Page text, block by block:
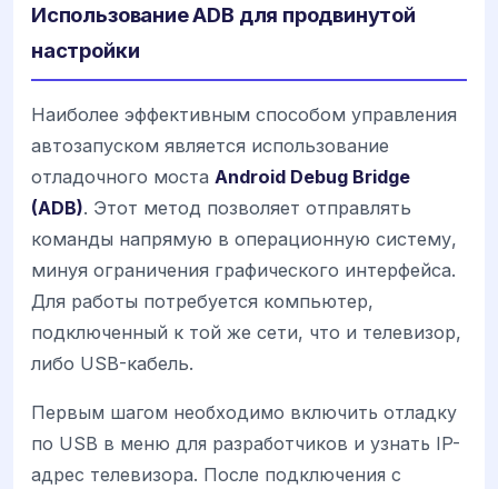
Использование ADB для продвинутой
настройки
Наиболее эффективным способом управления
автозапуском является использование
отладочного моста Android Debug Bridge
(ADB). Этот метод позволяет отправлять
команды напрямую в операционную систему,
минуя ограничения графического интерфейса.
Для работы потребуется компьютер,
подключенный к той же сети, что и телевизор,
либо USB-кабель.
Первым шагом необходимо включить отладку
по USB в меню для разработчиков и узнать IP-
адрес телевизора. После подключения с